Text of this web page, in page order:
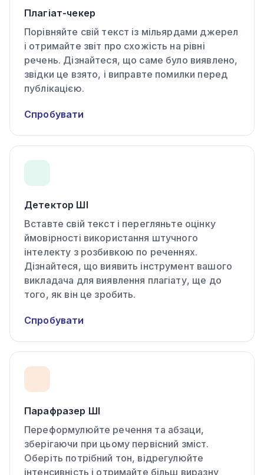
Плагіат-чекер
Порівняйте свій текст із мільярдами джерел
і отримайте звіт про схожість на рівні
речень. Дізнайтеся, що саме було виявлено,
звідки це взято, і виправте помилки перед
публікацією.
Спробувати
Детектор ШІ
Вставте свій текст і перегляньте оцінку
ймовірності використання штучного
інтелекту з розбивкою по реченнях.
Дізнайтеся, що виявить інструмент вашого
викладача для виявлення плагіату, ще до
того, як він це зробить.
Спробувати
Парафразер ШІ
Переформулюйте речення та абзаци,
зберігаючи при цьому первісний зміст.
Оберіть потрібний тон, відрегулюйте
інтенсивність і отримайте більш виразну